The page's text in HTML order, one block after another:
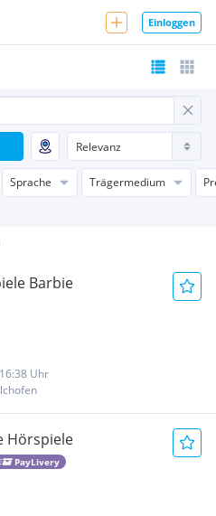
Einloggen
Sprache Trägermedium
Barbie
Uhr
Hörspiele
PayLivery